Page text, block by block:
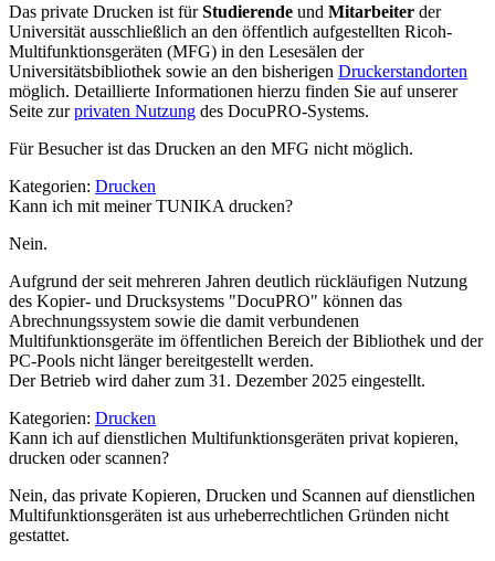
Das private Drucken ist fürStudierende und Mitarbeiter der
Universität ausschließlich an den öffentlich aufgestellten Ricoh-
Multifunktionsgeräten (MFG) in den Lesesälen der
Universitätsbibliothek sowie an den bisherigen Druckerstandorten
möglich. Detaillierte Informationen hierzu finden Sie auf unserer
Seite zurprivaten Nutzung des DocuPRO-Systems.
Für Besucher ist das Drucken an den MFG nicht möglich.
Kategorien: Drucken
Kann ich mit meiner TUNIKA drucken?
Nein.
Aufgrund der seit mehreren Jahren deutlich rückläufigen Nutzung
des Kopier- und Drucksystems "DocuPRO" können das
Abrechnungssystem sowie die damit verbundenen
Multifunktionsgeräte im öffentlichen Bereich der Bibliothek und der
PC-Pools nicht länger bereitgestellt werden.
Der Betrieb wird daher zum 31. Dezember 2025 eingestellt.
Kategorien: Drucken
Kann ich auf dienstlichen Multifunktionsgeräten privat kopieren,
drucken oder scannen?
Nein, das private Kopieren, Drucken und Scannen auf dienstlichen
Multifunktionsgeräten ist aus urheberrechtlichen Gründen nicht
gestattet.